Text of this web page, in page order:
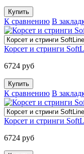
К сравнению В
Корсет и стринги
6724 руб
К сравнению В
Корсет и стринги
6724 руб